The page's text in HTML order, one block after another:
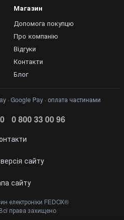
Магазин
Допомога покупцю
Про компанію
Відгуки
Контакти
Блог
· Google Pay · оплата частинами
0 800 33 00 96
сайту
сайту
електроніки FEDOX®
права захищено